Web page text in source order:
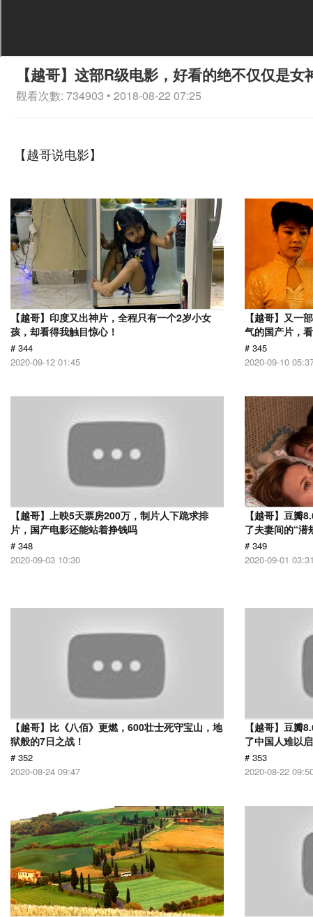
【越哥】这部R级电影，好看的绝不仅仅是女
觀看次數: 734903 • 2018-08-22 07:25
【越哥说电影】
【越哥】印度又出神片，全程只有一个2岁小女
孩，却看得我触目惊心！
# 344
2020-09-12 01:45
【越哥】又一
气的国产片，
# 345
2020-09-10
【越哥】上映5天票房200万，制片人下跪求排
片，国产电影还能站着挣钱吗
# 348
2020-09-03 10:30
【越哥】豆瓣
了夫妻间的“潜
# 349
2020-09-01 03:31
【越哥】比《八佰》更燃，600壮士死守宝山，地
狱般的7日之战！
# 352
2020-08-24 09:47
【越哥】豆瓣
了中国人难以
# 353
2020-08-22